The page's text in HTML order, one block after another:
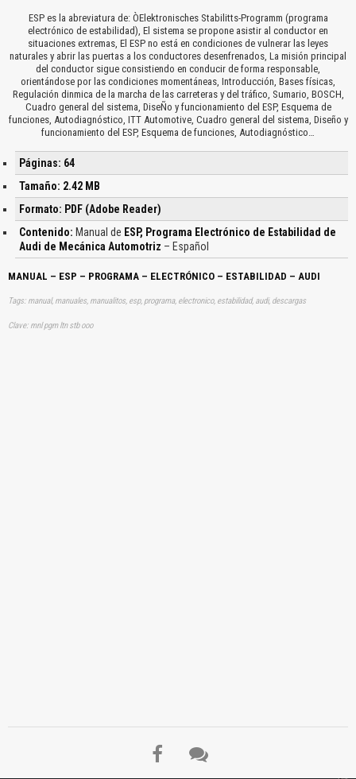
ESP es la abreviatura de: ÒElektronisches Stabilitts-Programm (programa
electrónico de estabilidad), El sistema se propone asistir al conductor en
situaciones extremas, El ESP no está en condiciones de vulnerar las leyes
naturales y abrir las puertas a los conductores desenfrenados, La misión principal
del conductor sigue consistiendo en conducir de forma responsable,
orientándose por las condiciones momentáneas, Introducción, Bases físicas,
Regulación dinmica de la marcha de las carreteras y del tráfico, Sumario, BOSCH,
Cuadro general del sistema, DiseÑo y funcionamiento del ESP, Esquema de
funciones, Autodiagnóstico, ITT Automotive, Cuadro general del sistema, Diseño y
funcionamiento del ESP, Esquema de funciones, Autodiagnóstico…
Páginas: 64
Tamaño: 2.42 MB
Formato: PDF (Adobe Reader)
Contenido: Manual de ESP, Programa Electrónico de Estabilidad de
Audi de Mecánica Automotriz – Español
MANUAL – ESP – PROGRAMA – ELECTRÓNICO – ESTABILIDAD – AUDI
Tags: manual, manuales, manualitos, esp, programa, electronico, estabilidad, audi, descargas
Clave: mnl pgm ltn stb ooo